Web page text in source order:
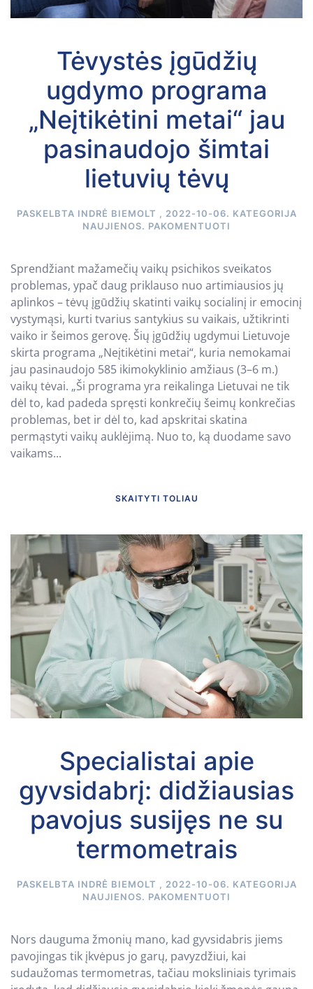
Tėvystės įgūdžių
ugdymo programa
„Neįtikėtini metai“ jau
pasinaudojo šimtai
lietuvių tėvų
PASKELBTA INDRĖ BIEMOLT , 2022-10-06. KATEGORIJA
NAUJIENOS. PAKOMENTUOTI
Sprendžiant mažamečių vaikų psichikos sveikatos
problemas, ypač daug priklauso nuo artimiausios jų
aplinkos – tėvų įgūdžių skatinti vaikų socialinį ir emocinį
vystymąsi, kurti tvarius santykius su vaikais, užtikrinti
vaiko ir šeimos gerovę. Šių įgūdžių ugdymui Lietuvoje
skirta programa „Neįtikėtini metai“, kuria nemokamai
jau pasinaudojo 585 ikimokyklinio amžiaus (3–6 m.)
vaikų tėvai. „Ši programa yra reikalinga Lietuvai ne tik
dėl to, kad padeda spręsti konkrečių šeimų konkrečias
problemas, bet ir dėl to, kad apskritai skatina
permąstyti vaikų auklėjimą. Nuo to, ką duodame savo
vaikams...
SKAITYTI TOLIAU
Specialistai apie
gyvsidabrį: didžiausias
pavojus susijęs ne su
termometrais
PASKELBTA INDRĖ BIEMOLT , 2022-10-06. KATEGORIJA
NAUJIENOS. PAKOMENTUOTI
Nors dauguma žmonių mano, kad gyvsidabris jiems
pavojingas tik įkvėpus jo garų, pavyzdžiui, kai
sudaužomas termometras, tačiau moksliniais tyrimais